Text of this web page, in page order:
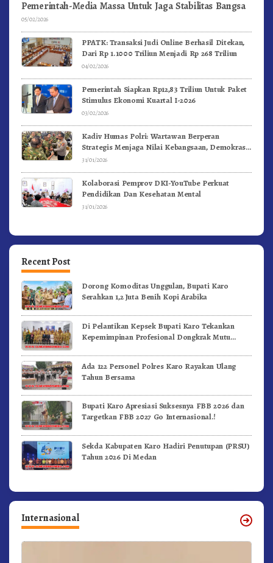
Pemerintah-Media Massa Untuk Jaga Stabilitas Bangsa
05/02/2026
PPATK: Transaksi Judi Online Berhasil Ditekan,
Dari Rp 1.1000 Triliun Menjadi Rp 268 Triliun
04/02/2026
Pemerintah Siapkan Rp12,83 Triliun Untuk Paket
Stimulus Ekonomi Kuartal I-2026
03/02/2026
Kadiv Humas Polri: Wartawan Berperan
Strategis Menjaga Nilai Kebangsaan, Demokrasi,
dan NKRI
31/01/2026
Kolaborasi Pemprov DKI-YouTube Perkuat
Pendidikan Dan Kesehatan Mental
31/01/2026
Recent Post
Dorong Komoditas Unggulan, Bupati Karo
Serahkan 1,2 Juta Benih Kopi Arabika
Di Pelantikan Kepsek Bupati Karo Tekankan
Kepemimpinan Profesional Dongkrak Mutu
Ada 122 Personel Polres Karo Rayakan Ulang
Tahun Bersama
Bupati Karo Apresiasi Suksesnya FBB 2026 dan
Targetkan FBB 2027 Go Internasional.!
Sekda Kabupaten Karo Hadiri Penutupan (PRSU)
Tahun 2026 Di Medan
Internasional